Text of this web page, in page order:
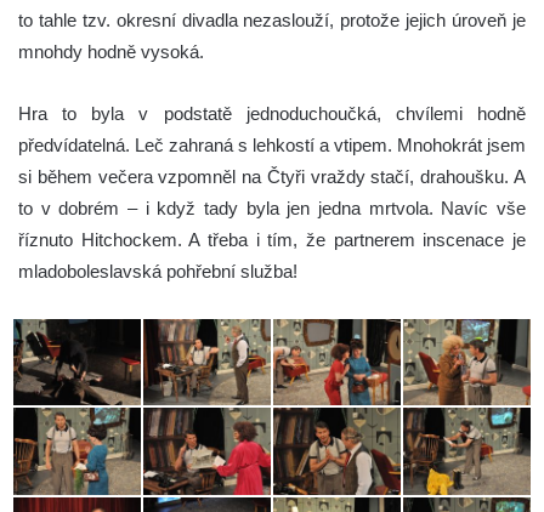
to tahle tzv. okresní divadla nezaslouží, protože jejich úroveň je
mnohdy hodně vysoká.
Hra to byla v podstatě jednoduchoučká, chvílemi hodně
předvídatelná. Leč zahraná s lehkostí a vtipem. Mnohokrát jsem
si během večera vzpomněl na Čtyři vraždy stačí, drahoušku. A
to v dobrém – i když tady byla jen jedna mrtvola. Navíc vše
říznuto Hitchockem. A třeba i tím, že partnerem inscenace je
mladoboleslavská pohřební služba!